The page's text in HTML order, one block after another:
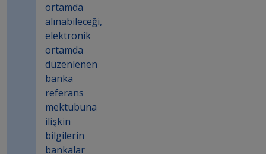
ortamda
alınabileceği,
elektronik
ortamda
düzenlenen
banka
referans
mektubuna
ilişkin
bilgilerin
bankalar